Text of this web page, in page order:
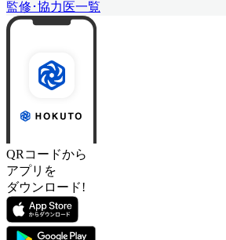
監修･協力医一覧
QRコードから
アプリを
ダウンロード!